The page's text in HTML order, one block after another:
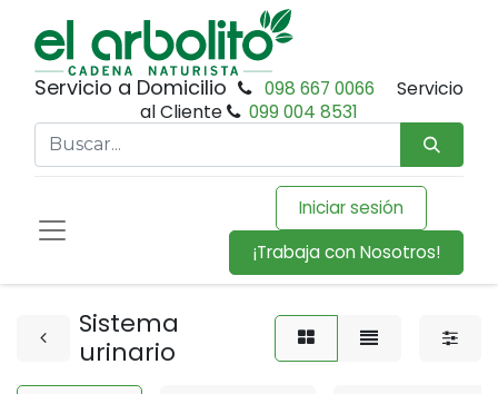
Servicio a Domicilio 098 667 0066
Servicio
al Cliente
099 004 8531
Iniciar sesión
¡Trabaja con Nosotros!
Sistema
urinario